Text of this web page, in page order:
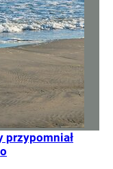
przypomniał